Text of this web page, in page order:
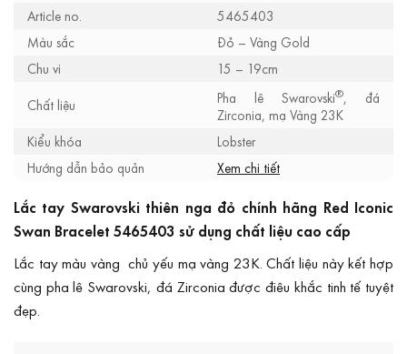
Article no.
5465403
Màu sắc
Đỏ – Vàng Gold
Chu vi
15 – 19cm
Chất liệu
Pha lê Swarovski®, đá
Zirconia, mạ Vàng 23K
Kiểu khóa
Lobster
Hướng dẫn bảo quản
Xem chi tiết
Lắc tay Swarovski thiên nga đỏ chính hãng Red Iconic
Swan Bracelet 5465403 sử dụng chất liệu cao cấp
Lắc tay màu vàng chủ yếu mạ vàng 23K. Chất liệu này kết hợp
cùng pha lê Swarovski, đá Zirconia được điêu khắc tinh tế tuyệt
đẹp.